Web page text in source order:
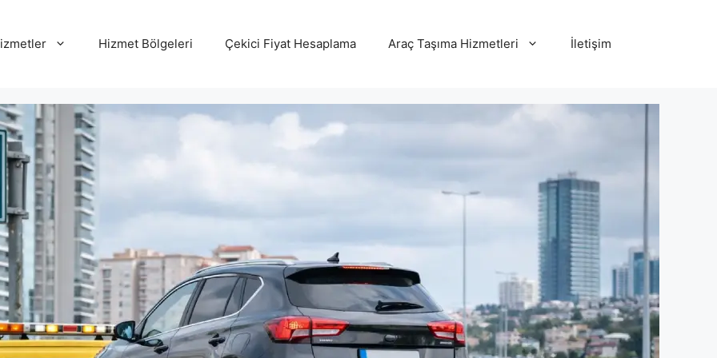
Hizmet Bölgeleri Çekici Fiyat Hesaplama Araç Taşıma Hizmetleri İletişim